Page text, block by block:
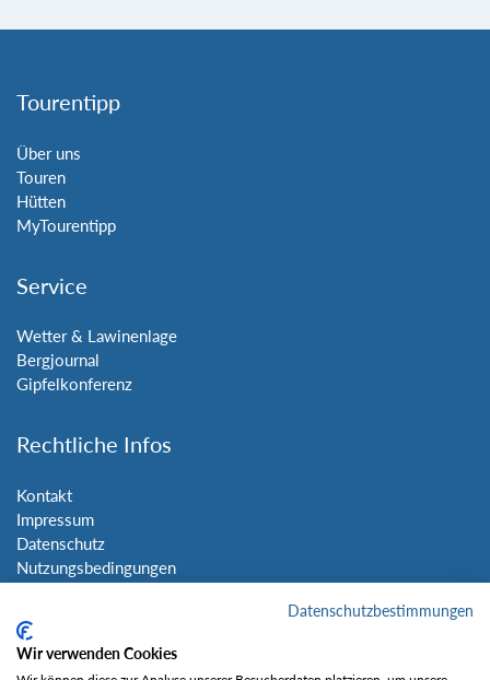
Tourentipp
Über uns
Touren
Hütten
MyTourentipp
Service
Wetter & Lawinenlage
Bergjournal
Gipfelkonferenz
Rechtliche Infos
Kontakt
Impressum
Datenschutz
Nutzungsbedingungen
Social Media
Datenschutzbestimmungen
Wir verwenden Cookies